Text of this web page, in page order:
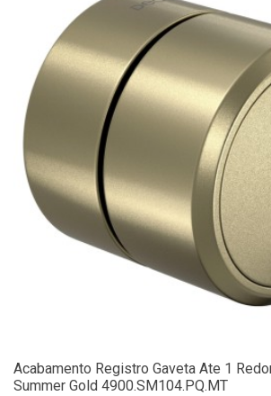
Acabamento Registro Gaveta Ate 1
Summer Gold 4900.SM104.PQ.MT